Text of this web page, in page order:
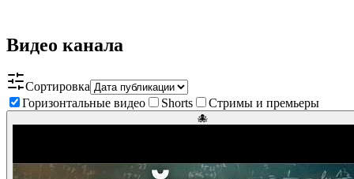
Видео канала
Сортировка
Горизонтальные видео
Shorts Стримы и премьеры
🐙